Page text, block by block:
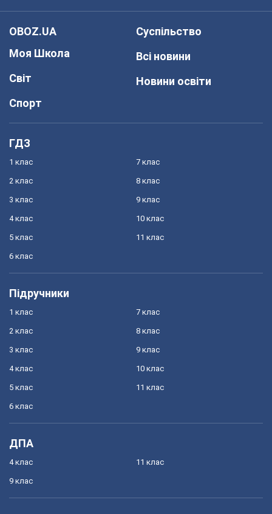
OBOZ.UA
Моя Школа
Світ
Спорт
Суспільство
Всі новини
Новини освіти
ГДЗ
1 клас
2 клас
3 клас
4 клас
5 клас
6 клас
7 клас
8 клас
9 клас
10 клас
11 клас
Підручники
1 клас
2 клас
3 клас
4 клас
5 клас
6 клас
7 клас
8 клас
9 клас
10 клас
11 клас
ДПА
4 клас
9 клас
11 клас